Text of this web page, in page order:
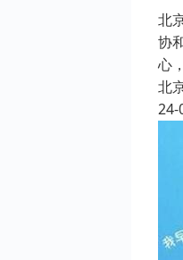
北
协
心
北
24-